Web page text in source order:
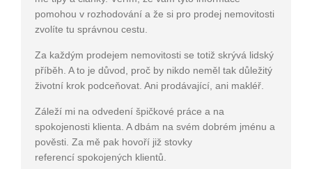
pomohou v rozhodování a že si pro prodej nemovitosti
zvolíte tu správnou cestu.
Za každým prodejem nemovitosti se totiž skrývá lidský
příběh. A to je důvod, proč by nikdo neměl tak důležitý
životní krok podceňovat. Ani prodávající, ani makléř.
Záleží mi na odvedení špičkové práce a na
spokojenosti klienta. A dbám na svém dobrém jménu a
pověsti. Za mě pak hovoří již stovky
referencí spokojených klientů.